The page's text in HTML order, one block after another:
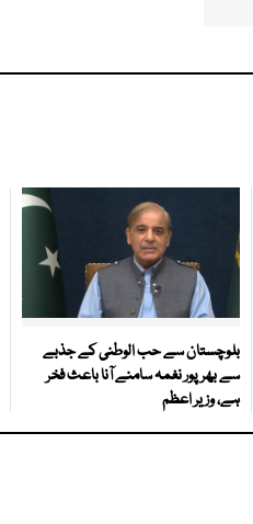
بلوچستان سے حب الوطنی کے جذبے
سے بھرپور نغمہ سامنے آنا باعث فخر
ہے، وزیر اعظم